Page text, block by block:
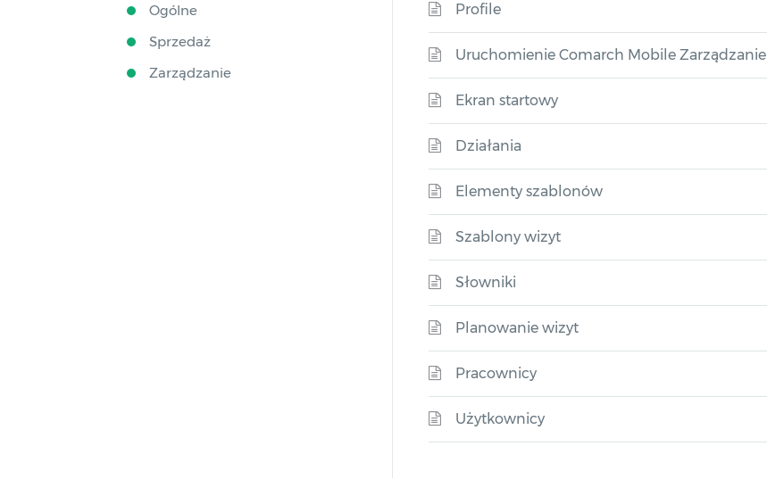
Profile
Uruchomienie Comarch Mobile Zarządzanie
Ekran startowy
Działania
Elementy szablonów
Szablony wizyt
Słowniki
Planowanie wizyt
Pracownicy
Użytkownicy
Ogólne
Sprzedaż
Zarządzanie